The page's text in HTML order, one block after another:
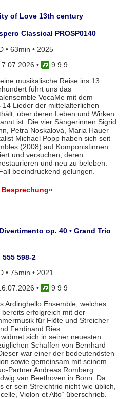
of Love 13th century
Classical PROSP0140
• 63min • 2025
•
9 9 9
musikalische Reise ins 13.
führt uns das
VocaMe mit dem
Lieder der mittelalterlichen
über deren Leben und Wirken
ist. Die vier Sängerinnen Sigrid
Petra Noskalová, Maria Hauer
Michael Popp haben sich seit
(2008) auf Komponistinnen
und versuchen, deren
und neu zu beleben.
beeindruckend gelungen.
Besprechung«
op. 40 • Grand Trio
555 598-2
• 75min • 2021
•
9 9 9
Ardinghello Ensemble, welches
bereits erfolgreich mit der
für Flöte und Streicher
Ferdinand Ries
sich in seiner neuesten
Schaffen von Bernhard
war einer der bedeutendsten
sowie gemeinsam mit seinem
Partner Andreas Romberg
van Beethoven in Bonn. Da
er sein Streichtrio nicht wie üblich,
Violon et Alto“ überschrieb.